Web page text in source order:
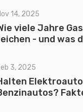
14, 2025
viele Jahre
- und was
3, 2025